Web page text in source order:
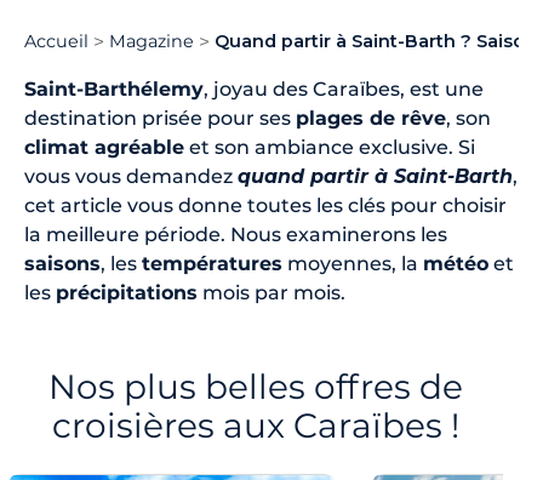
Accueil Magazine Quand partir à Saint-Barth ?
Saint-Barthélemy, joyau des Caraïbes, est une
destination prisée pour ses plages de rêve, son
climat agréable et son ambiance exclusive. Si
vous vous demandez quand partir à Saint-Barth,
cet article vous donne toutes les clés pour choisir
la meilleure période. Nous examinerons les
saisons, les températures moyennes, la météo et
les précipitations mois par mois.
Nos plus belles offres de
croisières aux Caraïbes !